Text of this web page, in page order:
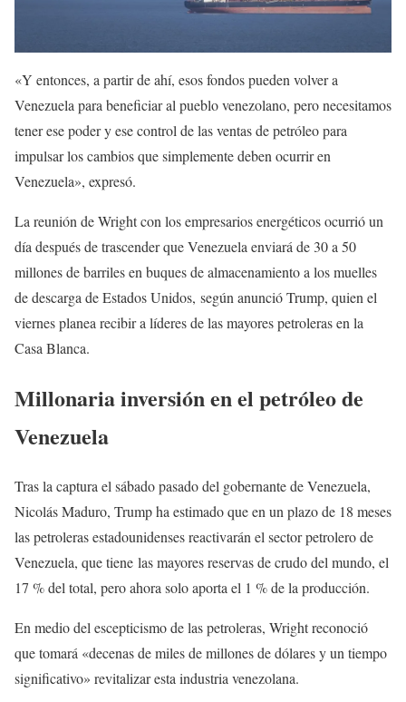
«Y entonces, a partir de ahí, esos fondos pueden volver a
Venezuela para beneficiar al pueblo venezolano, pero necesitamos
tener ese poder y ese control de las ventas de petróleo para
impulsar los cambios que simplemente deben ocurrir en
Venezuela», expresó.
La reunión de Wright con los empresarios energéticos ocurrió un
día después de trascender que Venezuela enviará de 30 a 50
millones de barriles en buques de almacenamiento a los muelles
de descarga de Estados Unidos, según anunció Trump, quien el
viernes planea recibir a líderes de las mayores petroleras en la
Casa Blanca.
Millonaria inversión en el petróleo de
Venezuela
Tras la captura el sábado pasado del gobernante de Venezuela,
Nicolás Maduro, Trump ha estimado que en un plazo de 18 meses
las petroleras estadounidenses reactivarán el sector petrolero de
Venezuela, que tiene las mayores reservas de crudo del mundo, el
17 % del total, pero ahora solo aporta el 1 % de la producción.
En medio del escepticismo de las petroleras, Wright reconoció
que tomará «decenas de miles de millones de dólares y un tiempo
significativo» revitalizar esta industria venezolana.